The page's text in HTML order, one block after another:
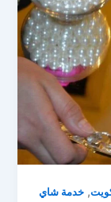
,خدمة شاي